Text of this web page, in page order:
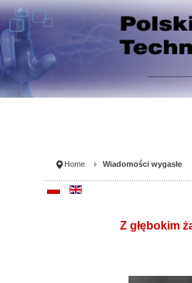
Home Wiadomości wygasłe
Z głębokim